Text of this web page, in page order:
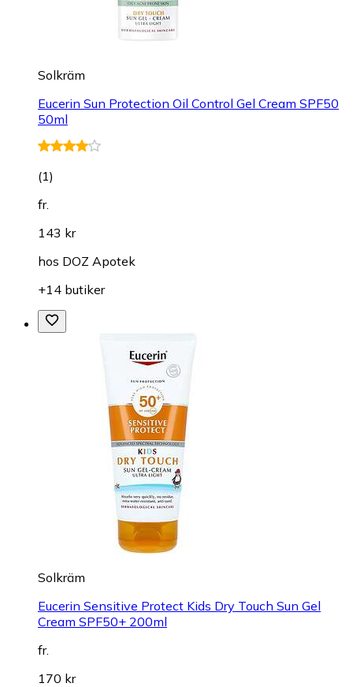
Solkräm
Eucerin Sun Protection Oil Control Gel Cream SPF50
50ml
(1)
fr.
143 kr
hos DOZ Apotek
+14 butiker
Solkräm
Eucerin Sensitive Protect Kids Dry Touch Sun Gel
Cream SPF50+ 200ml
fr.
170 kr